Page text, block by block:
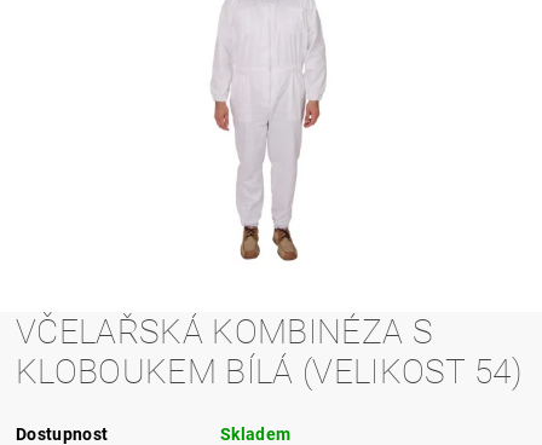
VČELAŘSKÁ KOMBINÉZA S
KLOBOUKEM BÍLÁ (VELIKOST 54)
Dostupnost Skladem